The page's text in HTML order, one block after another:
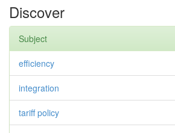
Discover
Subject
efficiency
integration
tariff policy